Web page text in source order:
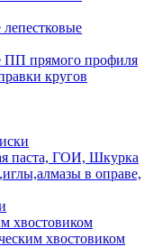
прямого профиля
кругов
паста, ГОИ, Шкурка
в оправе,
хвостовиком
хвостовиком